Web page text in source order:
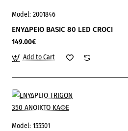
Model: 2001846
ΕΝΥΔΡΕΙΟ BASIC 80 LED CROCI
149.00€
Add to Cart
Model: 155501